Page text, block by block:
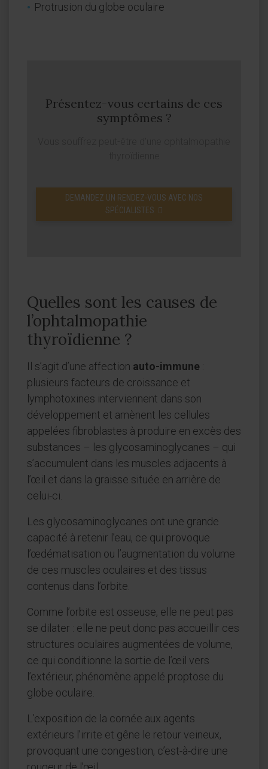
Protrusion du globe oculaire
Présentez-vous certains de ces
symptômes ?
DEMANDEZ UN RENDEZ-VOUS AVEC NOS
SPÉCIALISTES
Quelles sont les causes de
l’ophtalmopathie
thyroïdienne ?
Il s’agit d’une affection auto-immune :
plusieurs facteurs de croissance et
lymphotoxines interviennent dans son
développement et amènent les cellules
appelées fibroblastes à produire en excès des
substances – les glycosaminoglycanes – qui
s’accumulent dans les muscles adjacents à
l’œil et dans la graisse située en arrière de
celui-ci.
Les glycosaminoglycanes ont une grande
capacité à retenir l’eau, ce qui provoque
l’œdématisation ou l’augmentation du volume
de ces muscles oculaires et des tissus
contenus dans l’orbite.
Comme l’orbite est osseuse, elle ne peut pas
se dilater : elle ne peut donc pas accueillir ces
structures oculaires augmentées de volume,
ce qui conditionne la sortie de l’œil vers
l’extérieur, phénomène appelé proptose du
globe oculaire.
L’exposition de la cornée aux agents
extérieurs l’irrite et gêne le retour veineux,
provoquant une congestion, c’est-à-dire une